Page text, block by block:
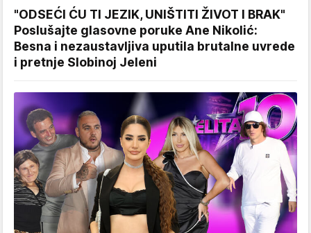
"ODSEĆI ĆU TI JEZIK, UNIŠTITI ŽIVOT I BRAK"
Poslušajte glasovne poruke Ane Nikolić:
Besna i nezaustavljiva uputila brutalne uvrede
i pretnje Slobinoj Jeleni